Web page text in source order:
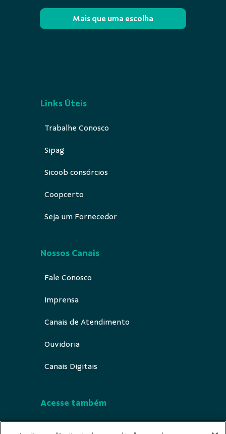
Mais que uma escolha
Links Úteis
Trabalhe Conosco
Sipag
Sicoob consórcios
Coopcerto
Seja um Fornecedor
Nossos Canais
Fale Conosco
Imprensa
Canais de Atendimento
Ouvidoria
Canais Digitais
Acesse também